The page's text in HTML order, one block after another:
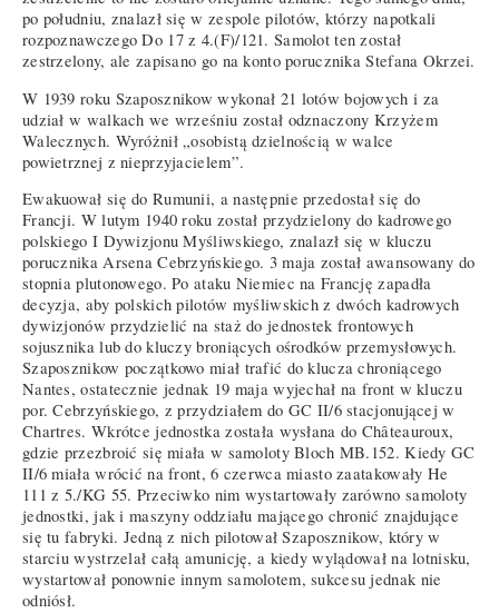
po południu, znalazł się w zespole pilotów, którzy napotkali
rozpoznawczego Do 17 z 4.(F)/121. Samolot ten został
zestrzelony, ale zapisano go na konto porucznika Stefana Okrzei.
W 1939 roku Szaposznikow wykonał 21 lotów bojowych i za
udział w walkach we wrześniu został odznaczony Krzyżem
Walecznych. Wyróżnił „osobistą dzielnością w walce
powietrznej z nieprzyjacielem”.
Ewakuował się do Rumunii, a następnie przedostał się do
Francji. W lutym 1940 roku został przydzielony do kadrowego
polskiego I Dywizjonu Myśliwskiego, znalazł się w kluczu
porucznika Arsena Cebrzyńskiego. 3 maja został awansowany do
stopnia plutonowego. Po ataku Niemiec na Francję zapadła
decyzja, aby polskich pilotów myśliwskich z dwóch kadrowych
dywizjonów przydzielić na staż do jednostek frontowych
sojusznika lub do kluczy broniących ośrodków przemysłowych.
Szaposznikow początkowo miał trafić do klucza chroniącego
Nantes, ostatecznie jednak 19 maja wyjechał na front w kluczu
por. Cebrzyńskiego, z przydziałem do GC II/6 stacjonującej w
Chartres. Wkrótce jednostka została wysłana do Châteauroux,
gdzie przezbroić się miała w samoloty Bloch MB.152. Kiedy GC
II/6 miała wrócić na front, 6 czerwca miasto zaatakowały He
111 z 5./KG 55. Przeciwko nim wystartowały zarówno samoloty
jednostki, jak i maszyny oddziału mającego chronić znajdujące
się tu fabryki. Jedną z nich pilotował Szaposznikow, który w
starciu wystrzelał całą amunicję, a kiedy wylądował na lotnisku,
wystartował ponownie innym samolotem, sukcesu jednak nie
odniósł.